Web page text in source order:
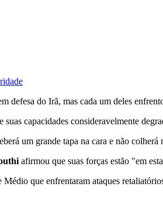
defesa do Irã, mas cada um deles
capacidades consideravelmente
um grande tapa na cara e não
afirmou que suas forças estão "em
que enfrentaram ataques